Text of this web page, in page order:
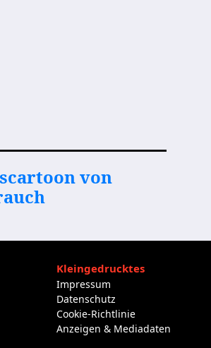
von
Kleingedrucktes
Impressum
Datenschutz
Cookie-Richtlinie
Anzeigen & Mediadaten